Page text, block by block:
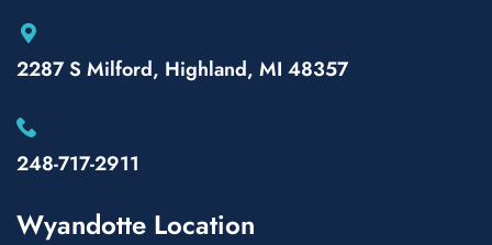
2287 S Milford, Highland, MI 48357
248-717-2911
Wyandotte Location